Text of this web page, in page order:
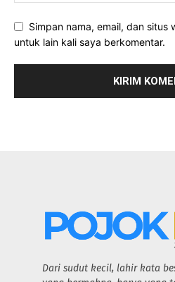
Simpan nama, email, dan situs
untuk lain kali saya berkomentar.
Dari sudut kecil, lahir kata